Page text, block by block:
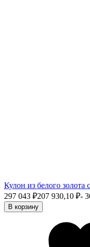
Кулон из белого
297 043 ₽207 930,10 ₽-
В корзину